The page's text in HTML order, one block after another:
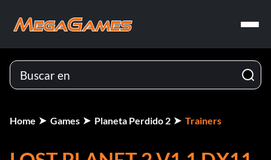
Home Games Planeta Perdido 2 Trainers